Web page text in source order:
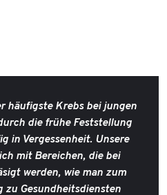
häufigste Krebs bei jungen
die frühe Feststellung
in Vergessenheit. Unsere
mit Bereichen, die bei
werden, wie man zum
zu Gesundheitsdiensten